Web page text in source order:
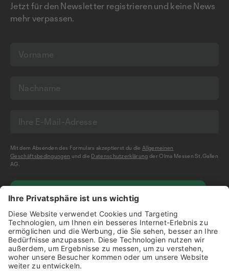
Jetzt für den Newsletter registrieren und keine News
mehr verpassen.
Mit dem Absenden des Formulars akzeptierst du dieAllgemeinen
Geschäftsbedingungen und die Datenschutzerklärung der Olma Messen St.Gallen
AG.